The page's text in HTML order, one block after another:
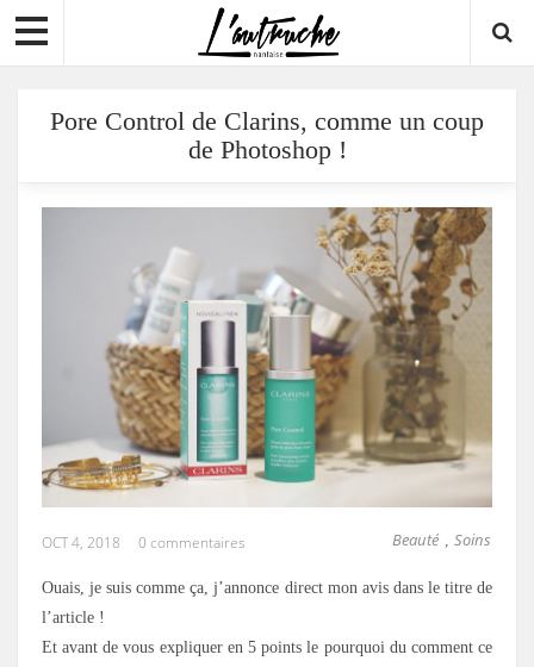
Pore Control de Clarins, comme un coup
de Photoshop !
Beauté , Soins
OCT 4, 2018 0 commentaires
Ouais, je suis comme ça, j’annonce direct mon avis dans le titre de
l’article !
Et avant de vous expliquer en 5 points le pourquoi du comment ce